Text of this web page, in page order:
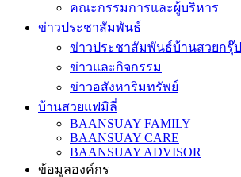
คณะกรรมการและผู้บริหาร
ข่าวประชาสัมพันธ์
ข่าวประชาสัมพันธ์บ้านสวยกรุ๊ป
ข่าวและกิจกรรม
ข่าวอสังหาริมทรัพย์
บ้านสวยแฟมิลี่
BAANSUAY FAMILY
BAANSUAY CARE
BAANSUAY ADVISOR
ข้อมูลองค์กร